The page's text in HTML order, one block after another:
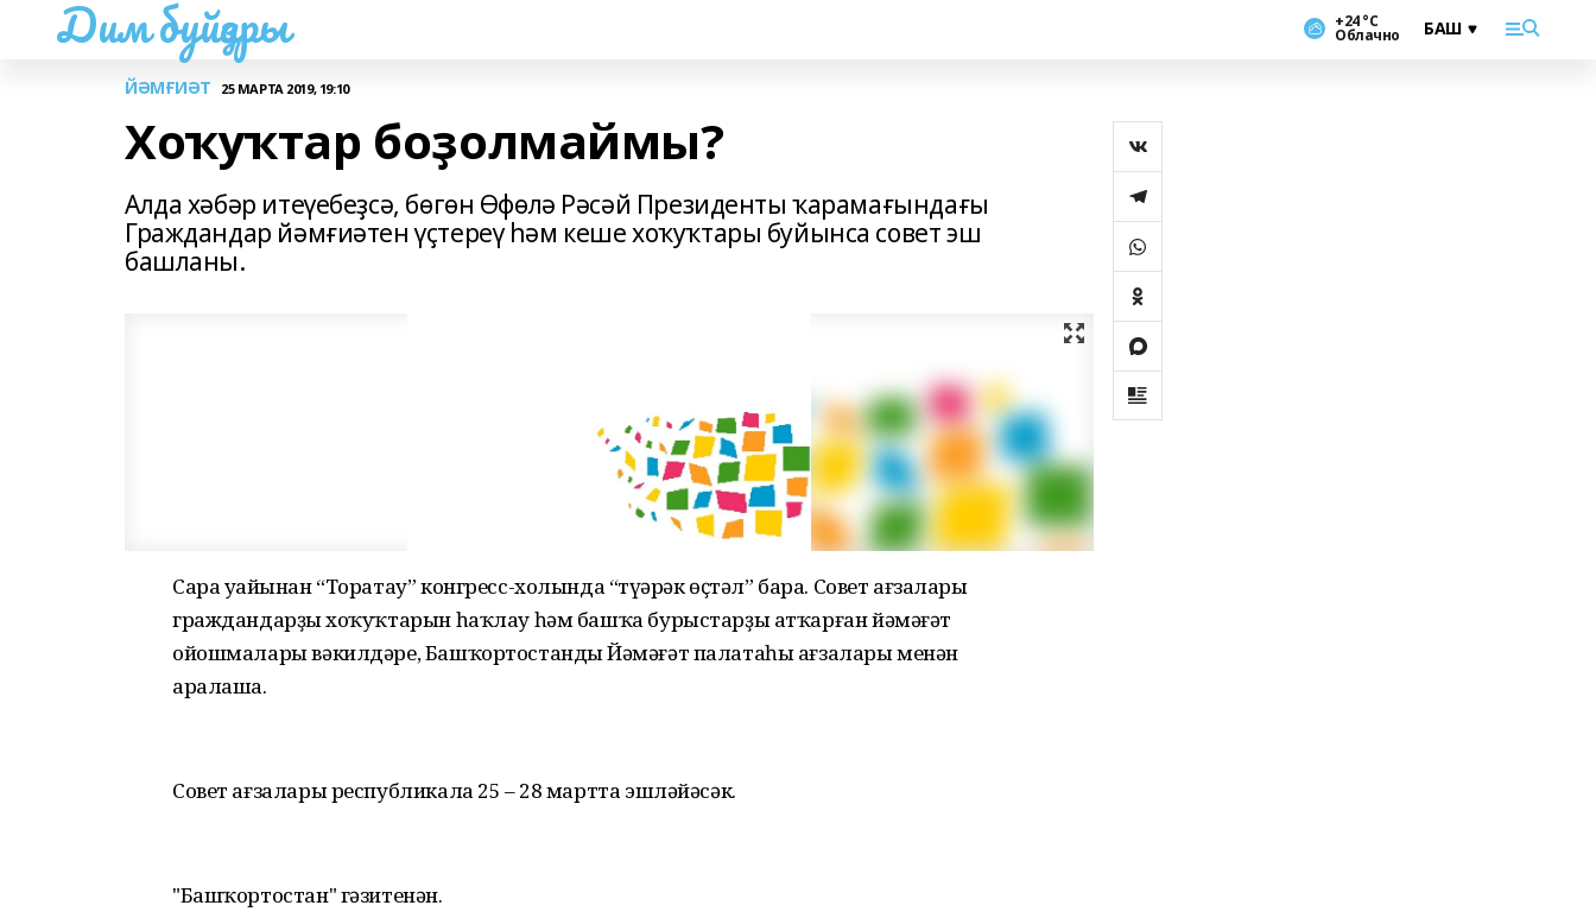
Дим буйҙары +24 °С
Облачно
ЙӘМҒИӘТ 25 МАРТА 2019, 19:10
Хоҡуҡтар боҙолмаймы?
Алда хәбәр итеүебеҙсә, бөгөн Өфөлә Рәсәй Президенты ҡарамағындағы
Граждандар йәмғиәтен үҫтереү һәм кеше хоҡуҡтары буйынса совет эш
башланы.
Сара уңайынан “Торатау” конгресс-холында “түңәрәк өҫтәл” бара. Совет ағзалары
граждандарҙың хоҡуҡтарын һаҡлау һәм башҡа бурыстарҙы атҡарған йәмәғәт
ойошмалары вәкилдәре, Башҡортостандың Йәмәғәт палатаһы ағзалары менән
аралаша.
Совет ағзалары республикала 25 – 28 мартта эшләйәсәк.
"Башҡортостан" гәзитенән.